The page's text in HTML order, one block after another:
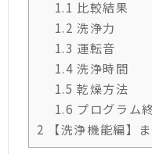
1.1 比較結果
1.2 洗浄力
1.3 運転音
1.4 洗浄時間
1.5 乾燥方法
1.6 プログラム
2 【洗浄機能編】